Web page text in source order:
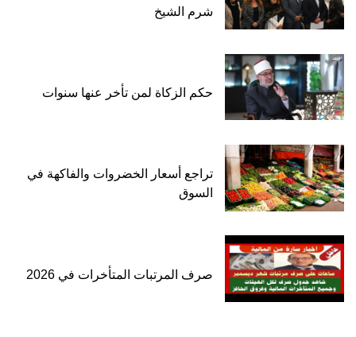
شرم الشيخ
حكم الزكاة لمن تأخر عنها سنوات
تراجع أسعار الخضروات والفاكهة في
السوق
صرف المرتبات المتأخرات في 2026